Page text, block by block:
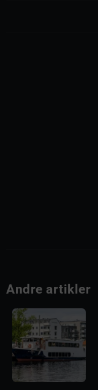
Andre artikler